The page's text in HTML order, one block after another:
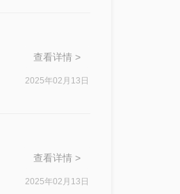
查看详情 >
2025年02月13日
查看详情 >
2025年02月13日